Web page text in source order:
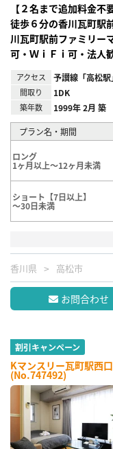
【２名まで追加料金
徒歩６分の香川瓦町駅
川瓦町駅前ファミリー
可・ＷｉＦｉ可・法人
アクセス 予讃線「高松
間取り 1DK
築年数 1999年 2月 築
プラン名・期間
ロング
1ヶ月以上～12ヶ月未満
ショート【7日以上】
～30日未満
香川県 高松市
お問合わせ
割引キャンペーン
Kマンスリー瓦町駅西
(No.747492)